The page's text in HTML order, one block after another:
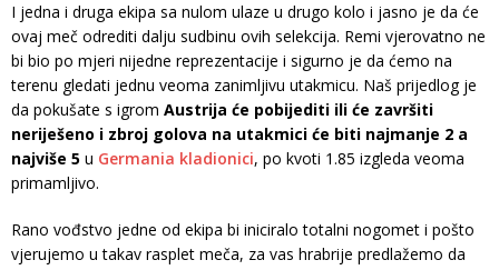
I jedna i druga ekipa sa nulom ulaze u drugo kolo i jasno je da će
ovaj meč odrediti dalju sudbinu ovih selekcija. Remi vjerovatno ne
bi bio po mjeri nijedne reprezentacije i sigurno je da ćemo na
terenu gledati jednu veoma zanimljivu utakmicu. Naš prijedlog je
da pokušate s igrom Austrija će pobijediti ili će završiti
neriješeno i zbroj golova na utakmici će biti najmanje 2 a
najviše 5 u Germania kladionici, po kvoti 1.85 izgleda veoma
primamljivo.
Rano vođstvo jedne od ekipa bi iniciralo totalni nogomet i pošto
vjerujemo u takav rasplet meča, za vas hrabrije predlažemo da